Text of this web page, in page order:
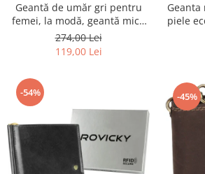
Geantă de umăr gri pentru
femei, la modă, geantă mică
urbană cu fermoar, piele
ecologică - Peterson PTR-PTN
274,00 Lei
119,00 Lei
Geanta
piele
R-
-54% -45%